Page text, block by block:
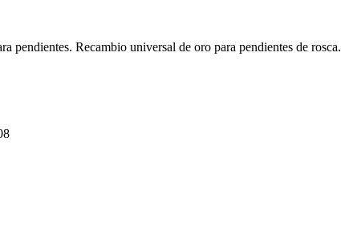
pendientes. Recambio universal de oro para pendientes de rosca.